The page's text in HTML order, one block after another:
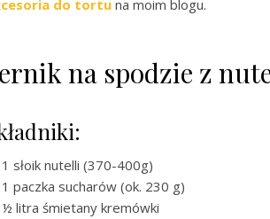
do tortu na moim blogu.
na spodzie z
1 słoik nutelli (370-400g)
1 paczka sucharów (ok. 230 g)
½ litra śmietany kremówki